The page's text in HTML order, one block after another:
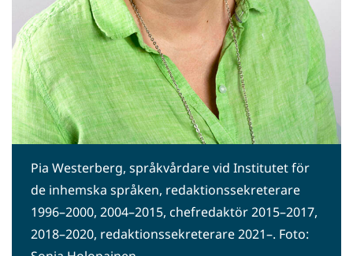
Pia Westerberg, språkvårdare vid Institutet för
de inhemska språken, redaktionssekreterare
1996–2000, 2004–2015, chefredaktör 2015–2017,
2018–2020, redaktionssekreterare 2021–. Foto: